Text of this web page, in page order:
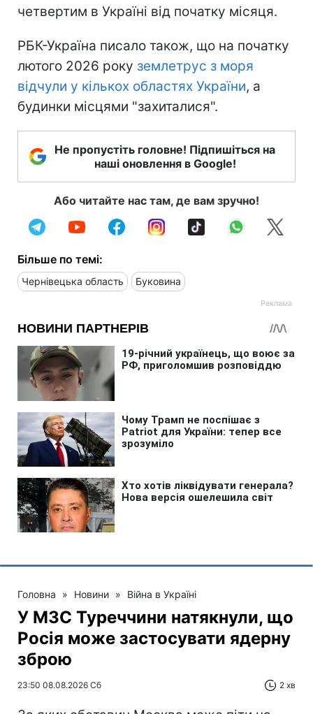
четвертим в Україні від початку місяця.
РБК-Україна писало також, що на початку
лютого 2026 року землетрус з моря
відчули у кількох областях України, а
будинки місцями "захиталися".
Не пропустіть головне! Підпишіться на
наші оновлення в Google!
Або читайте нас там, де вам зручно!
Більше по темі:
Чернівецька область Буковина
Головна » Новини » Війна в Україні
У МЗС Туреччини натякнули, що
Росія може застосувати ядерну
зброю
23:50 08.08.2026 Сб 2 хв